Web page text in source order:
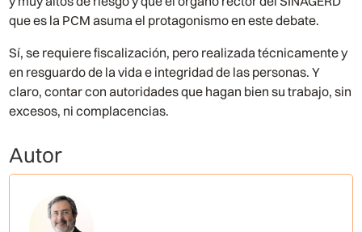
que es la PCM asuma el protagonismo en este debate.
Sí, se requiere fiscalización, pero realizada técnicamente y
en resguardo de la vida e integridad de las personas. Y
claro, contar con autoridades que hagan bien su trabajo, sin
excesos, ni complacencias.
Autor